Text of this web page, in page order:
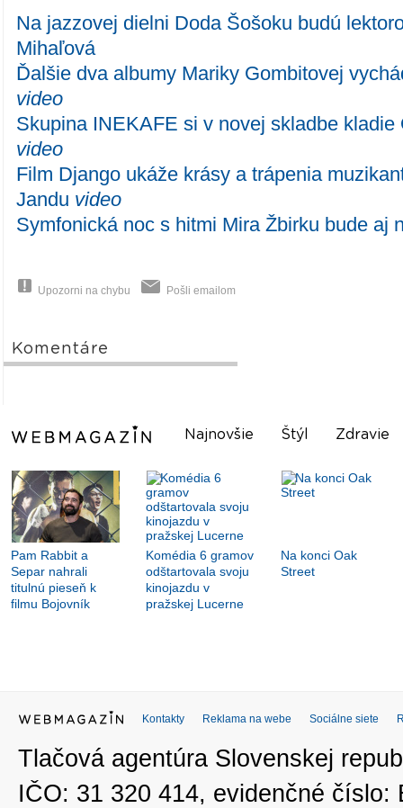
Na jazzovej dielni Doda Šošoku budú
Mihaľová
Ďalšie dva albumy Mariky Gombitovej
video
Skupina INEKAFE si v novej skladbe kladie
video
Film Django ukáže krásy a trápenia
Jandu video
Symfonická noc s hitmi Mira Žbirku bude aj
Upozorni na chybu Pošli emailom
Komentáre
Najnovšie Štýl Zdravie
Pam Rabbit a
Separ nahrali
titulnú pieseň k
filmu Bojovník
Komédia 6 gramov
odštartovala svoju
kinojazdu v
pražskej Lucerne
Na konci Oak
Street
Kontakty Reklama na webe Sociálne siete
Tlačová agentúra Slovenskej
IČO: 31 320 414, evidenčné číslo: